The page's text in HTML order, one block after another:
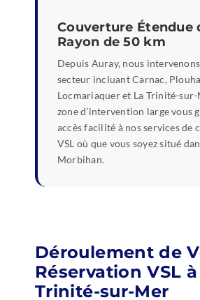
Couverture Étendue
Rayon de 50 km
Depuis Auray, nous
secteur incluant Carnac,
Locmariaquer et La Trinité-
zone d’intervention large vous
accès facilité à nos services de
VSL où que vous soyez situé
Morbihan.
Déroulement de
Réservation VSL
Trinité-sur-Mer